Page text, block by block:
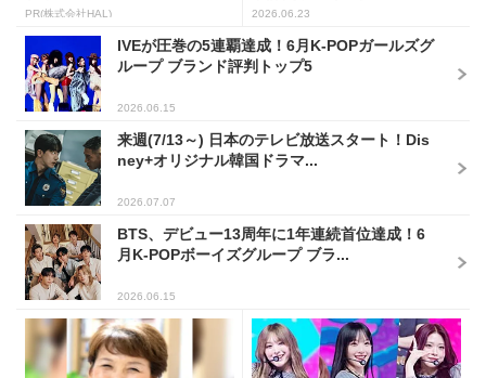
PR(株式会社HAL) 2026.06.23
IVEが圧巻の5連覇達成！6月K-POPガールズグ
ループ ブランド評判トップ5
2026.06.15
来週(7/13～) 日本のテレビ放送スタート！Dis
ney+オリジナル韓国ドラマ...
2026.07.07
BTS、デビュー13周年に1年連続首位達成！6
月K-POPボーイズグループ ブラ...
2026.06.15